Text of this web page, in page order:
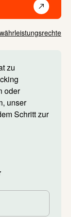
zu
oder
unser
Schritt zur